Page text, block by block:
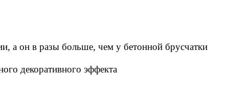
а он в разы больше, чем у бетонной брусчатки
декоративного эффекта